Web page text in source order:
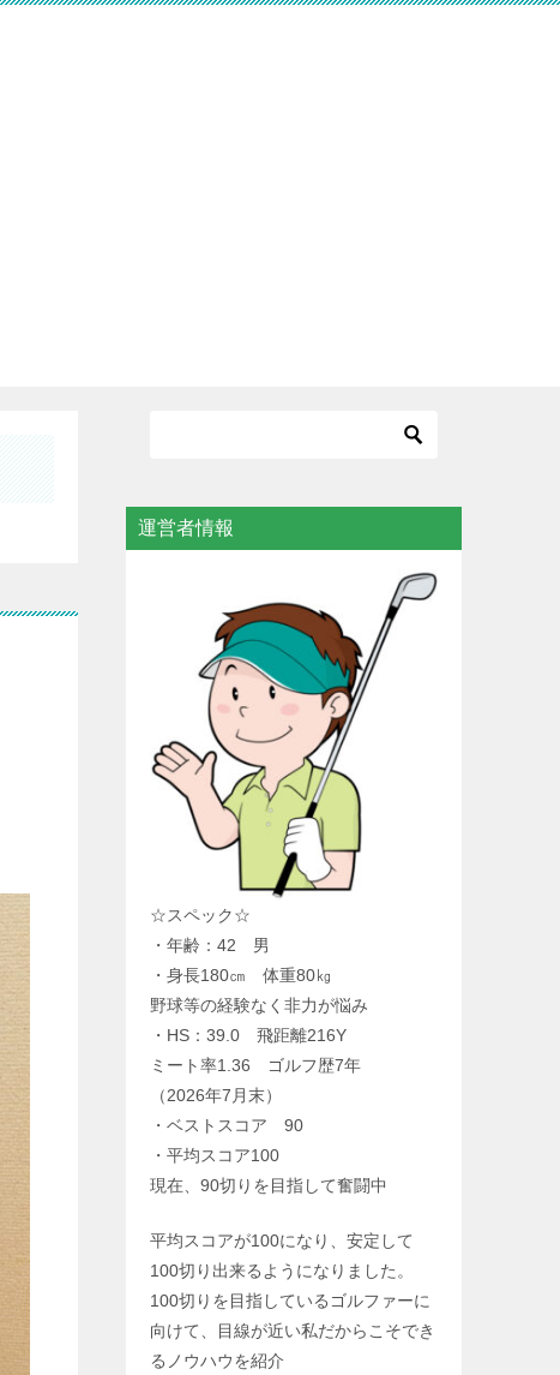
運営者情報
☆スペック☆
・年齢：42 男
・身長180㎝ 体重80㎏
野球等の経験なく非力が悩み
・HS：39.0 飛距離216Y
ミート率1.36 ゴルフ歴7年
（2026年7月末）
・ベストスコア 90
・平均スコア100
現在、90切りを目指して奮闘中
平均スコアが100になり、安定して
100切り出来るようになりました。
100切りを目指しているゴルファーに
向けて、目線が近い私だからこそでき
るノウハウを紹介